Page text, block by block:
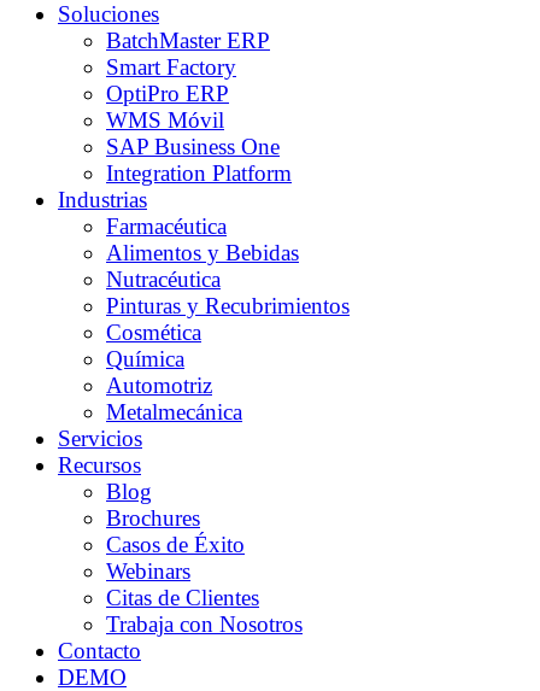
Soluciones
BatchMaster ERP
Smart Factory
OptiPro ERP
WMS Móvil
SAP Business One
Integration Platform
Industrias
Farmacéutica
Alimentos y Bebidas
Nutracéutica
Pinturas y Recubrimientos
Cosmética
Química
Automotriz
Metalmecánica
Servicios
Recursos
Blog
Brochures
Casos de Éxito
Webinars
Citas de Clientes
Trabaja con Nosotros
Contacto
DEMO